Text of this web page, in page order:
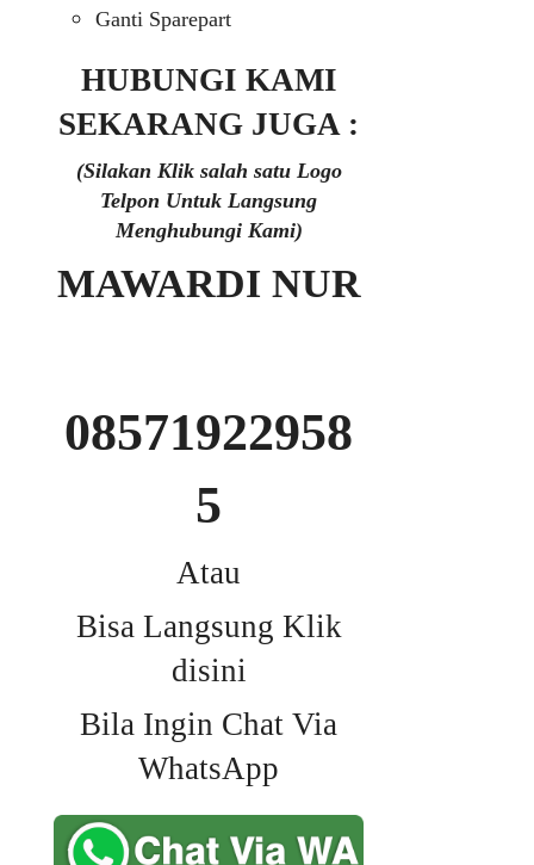
Ganti Sparepart
HUBUNGI KAMI
SEKARANG JUGA :
(Silakan Klik salah satu Logo
Telpon Untuk Langsung
Menghubungi Kami)
MAWARDI NUR
08571922958
5
Atau
Bisa Langsung Klik
disini
Bila Ingin Chat Via
WhatsApp